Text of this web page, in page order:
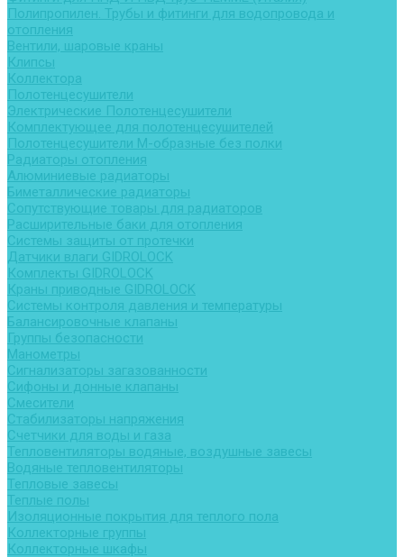
Полипропилен. Трубы и фитинги для водопровода и
отопления
Вентили, шаровые краны
Клипсы
Коллектора
Полотенцесушители
Электрические Полотенцесушители
Комплектующее для полотенцесушителей
Полотенцесушители М-образные без полки
Радиаторы отопления
Алюминиевые радиаторы
Биметаллические радиаторы
Сопутствующие товары для радиаторов
Расширительные баки для отопления
Системы защиты от протечки
Датчики влаги GIDROLOCK
Комплекты GIDROLOCK
Краны приводные GIDROLOCK
Системы контроля давления и температуры
Балансировочные клапаны
Группы безопасности
Манометры
Сигнализаторы загазованности
Сифоны и донные клапаны
Смесители
Стабилизаторы напряжения
Счетчики для воды и газа
Тепловентиляторы водяные, воздушные завесы
Водяные тепловентиляторы
Тепловые завесы
Теплые полы
Изоляционные покрытия для теплого пола
Коллекторные группы
Коллекторные шкафы